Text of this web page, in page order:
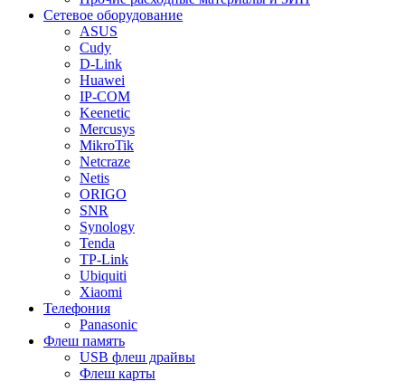
Сетевое оборудование
ASUS
Cudy
D-Link
Huawei
IP-COM
Keenetic
Mercusys
MikroTik
Netcraze
Netis
ORIGO
SNR
Synology
Tenda
TP-Link
Ubiquiti
Xiaomi
Телефония
Panasonic
Флеш память
USB флеш драйвы
Флеш карты